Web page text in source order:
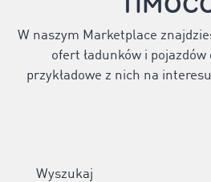
W naszym Marketplace
ofert ładunków i pojazdów
przykładowe z nich na
Wyszukaj